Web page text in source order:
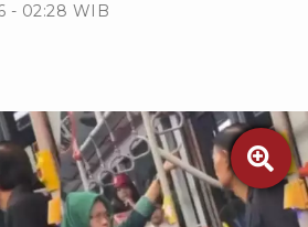
- 02:28 WIB
